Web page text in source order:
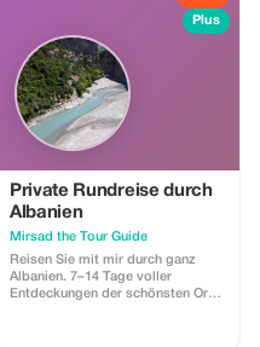
Plus
Private Rundreise durch
Albanien
Mirsad the Tour Guide
Reisen Sie mit mir durch ganz
Albanien. 7–14 Tage voller
Entdeckungen der schönsten Orte